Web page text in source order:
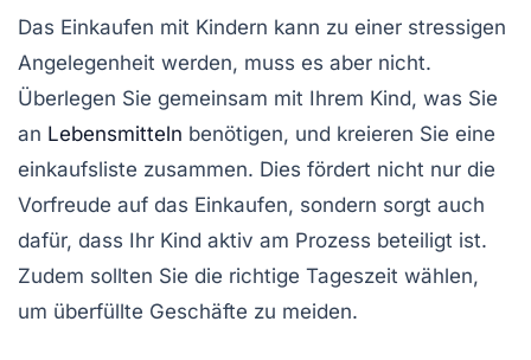
Das Einkaufen mit Kindern kann zu einer stressigen
Angelegenheit werden, muss es aber nicht.
Überlegen Sie gemeinsam mit Ihrem Kind, was Sie
an Lebensmitteln benötigen, und kreieren Sie eine
einkaufsliste zusammen. Dies fördert nicht nur die
Vorfreude auf das Einkaufen, sondern sorgt auch
dafür, dass Ihr Kind aktiv am Prozess beteiligt ist.
Zudem sollten Sie die richtige Tageszeit wählen,
um überfüllte Geschäfte zu meiden.